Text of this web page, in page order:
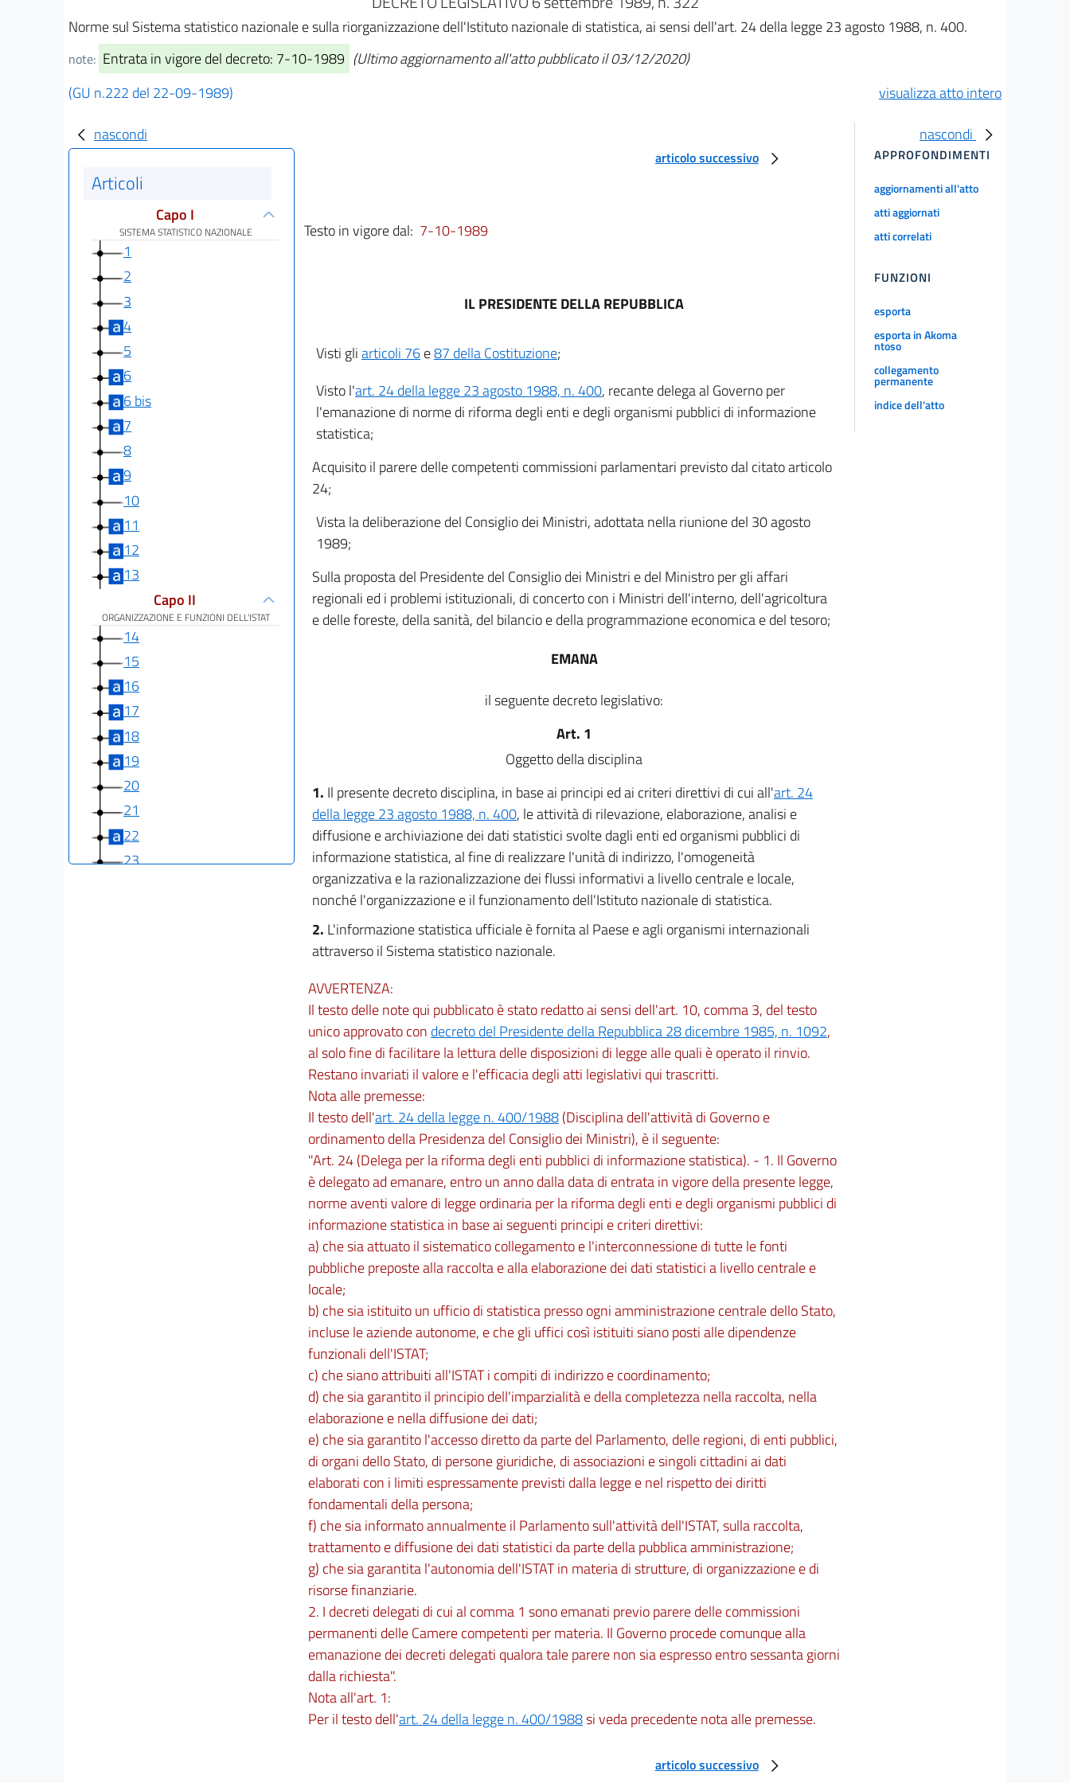
Norme sul Sistema statistico nazionale e sulla riorganizzazione dell'Istituto nazionale di statistica, ai sensi dell'art. 24 della legge 23 agosto 1988, n. 400.
note: Entrata in vigore del decreto: 7-10-1989 (Ultimo aggiornamento all'atto pubblicato il 03/12/2020)
(GU n.222 del 22-09-1989)
visualizza atto intero
nascondi
Articoli
Capo I
SISTEMA STATISTICO NAZIONALE
1
2
3
4
5
6
6 bis
7
8
9
10
11
12
13
Capo II
ORGANIZZAZIONE E FUNZIONI DELL'ISTAT
14
15
16
17
18
19
20
21
22
23
articolo successivo
Testo in vigore dal: 7-10-1989
IL PRESIDENTE DELLA REPUBBLICA
Visti gliarticoli 76e87 della Costituzione;
Visto l'art. 24 della legge 23 agosto 1988, n. 400, recante delega al Governo per
l'emanazione di norme di riforma degli enti e degli organismi pubblici di informazione
statistica;
Acquisito il parere delle competenti commissioni parlamentari previsto dal citato articolo
24;
Vista la deliberazione del Consiglio dei Ministri, adottata nella riunione del 30 agosto
1989;
Sulla proposta del Presidente del Consiglio dei Ministri e del Ministro per gli affari
regionali ed i problemi istituzionali, di concerto con i Ministri dell'interno, dell'agricoltura
e delle foreste, della sanità, del bilancio e della programmazione economica e del tesoro;
EMANA
il seguente decreto legislativo:
Art. 1
Oggetto della disciplina
1. Il presente decreto disciplina, in base ai principi ed ai criteri direttivi di cui all'art. 24
della legge 23 agosto 1988, n. 400, le attività di rilevazione, elaborazione, analisi e
diffusione e archiviazione dei dati statistici svolte dagli enti ed organismi pubblici di
informazione statistica, al fine di realizzare l'unità di indirizzo, l'omogeneità
organizzativa e la razionalizzazione dei flussi informativi a livello centrale e locale,
nonché l'organizzazione e il funzionamento dell'Istituto nazionale di statistica.
2. L'informazione statistica ufficiale è fornita al Paese e agli organismi internazionali
attraverso il Sistema statistico nazionale.
AVVERTENZA:
Il testo delle note qui pubblicato è stato redatto ai sensi dell'art. 10, comma 3, del testo
unico approvato con decreto del Presidente della Repubblica 28 dicembre 1985, n. 1092,
al solo fine di facilitare la lettura delle disposizioni di legge alle quali è operato il rinvio.
Restano invariati il valore e l'efficacia degli atti legislativi qui trascritti.
Nota alle premesse:
Il testo dell'art. 24 della legge n. 400/1988(Disciplina dell'attività di Governo e
ordinamento della Presidenza del Consiglio dei Ministri), è il seguente:
"Art. 24 (Delega per la riforma degli enti pubblici di informazione statistica). - 1. Il Governo
è delegato ad emanare, entro un anno dalla data di entrata in vigore della presente legge,
norme aventi valore di legge ordinaria per la riforma degli enti e degli organismi pubblici di
informazione statistica in base ai seguenti principi e criteri direttivi:
a) che sia attuato il sistematico collegamento e l'interconnessione di tutte le fonti
pubbliche preposte alla raccolta e alla elaborazione dei dati statistici a livello centrale e
locale;
b) che sia istituito un ufficio di statistica presso ogni amministrazione centrale dello Stato,
incluse le aziende autonome, e che gli uffici così istituiti siano posti alle dipendenze
funzionali dell'ISTAT;
c) che siano attribuiti all'ISTAT i compiti di indirizzo e coordinamento;
d) che sia garantito il principio dell'imparzialità e della completezza nella raccolta, nella
elaborazione e nella diffusione dei dati;
e) che sia garantito l'accesso diretto da parte del Parlamento, delle regioni, di enti pubblici,
di organi dello Stato, di persone giuridiche, di associazioni e singoli cittadini ai dati
elaborati con i limiti espressamente previsti dalla legge e nel rispetto dei diritti
fondamentali della persona;
f) che sia informato annualmente il Parlamento sull'attività dell'ISTAT, sulla raccolta,
trattamento e diffusione dei dati statistici da parte della pubblica amministrazione;
g) che sia garantita l'autonomia dell'ISTAT in materia di strutture, di organizzazione e di
risorse finanziarie.
2. I decreti delegati di cui al comma 1 sono emanati previo parere delle commissioni
permanenti delle Camere competenti per materia. Il Governo procede comunque alla
emanazione dei decreti delegati qualora tale parere non sia espresso entro sessanta giorni
dalla richiesta".
Nota all'art. 1:
Per il testo dell'art. 24 della legge n. 400/1988si veda precedente nota alle premesse.
articolo successivo
nascondi
APPROFONDIMENTI
aggiornamenti all'atto
atti aggiornati
atti correlati
FUNZIONI
esporta
esporta in Akoma
ntoso
collegamento
permanente
indice dell'atto